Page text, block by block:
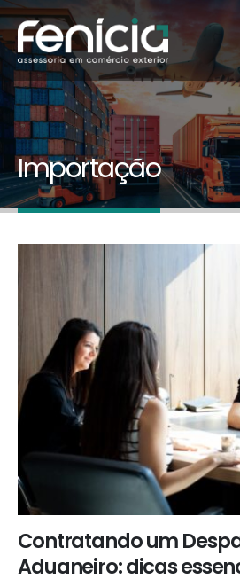
Importação
Contratando um
Aduaneiro: dicas